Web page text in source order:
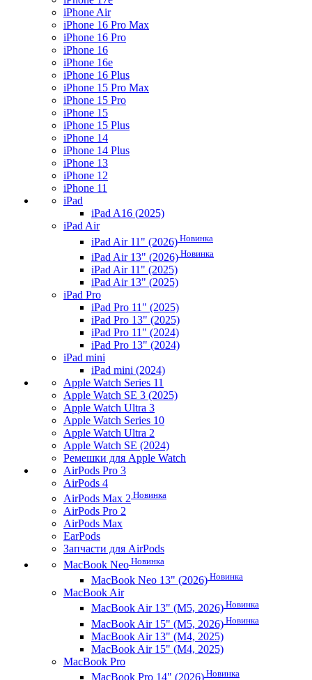
iPhone Air
iPhone 16 Pro Max
iPhone 16 Pro
iPhone 16
iPhone 16e
iPhone 16 Plus
iPhone 15 Pro Max
iPhone 15 Pro
iPhone 15
iPhone 15 Plus
iPhone 14
iPhone 14 Plus
iPhone 13
iPhone 12
iPhone 11
iPad
iPad A16 (2025)
iPad Air
iPad Air 11" (2026) Новинка
iPad Air 13" (2026) Новинка
iPad Air 11" (2025)
iPad Air 13" (2025)
iPad Pro
iPad Pro 11" (2025)
iPad Pro 13" (2025)
iPad Pro 11" (2024)
iPad Pro 13" (2024)
iPad mini
iPad mini (2024)
Apple Watch Series 11
Apple Watch SE 3 (2025)
Apple Watch Ultra 3
Apple Watch Series 10
Apple Watch Ultra 2
Apple Watch SE (2024)
Ремешки для Apple Watch
AirPods Pro 3
AirPods 4
AirPods Max 2 Новинка
AirPods Pro 2
AirPods Max
EarPods
Запчасти для AirPods
MacBook Neo Новинка
MacBook Neo 13" (2026) Новинка
MacBook Air
MacBook Air 13" (M5, 2026) Новинка
MacBook Air 15" (M5, 2026) Новинка
MacBook Air 13" (M4, 2025)
MacBook Air 15" (M4, 2025)
MacBook Pro
MacBook Pro 14" (2026) Новинка